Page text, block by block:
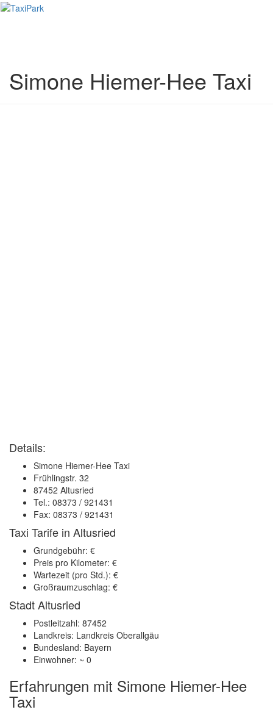
Simone Hiemer-Hee Taxi
Details:
Simone Hiemer-Hee Taxi
Frühlingstr. 32
87452 Altusried
Tel.: 08373 / 921431
Fax: 08373 / 921431
Taxi Tarife in Altusried
Grundgebühr: €
Preis pro Kilometer: €
Wartezeit (pro Std.): €
Großraumzuschlag: €
Stadt Altusried
Postleitzahl: 87452
Landkreis: Landkreis Oberallgäu
Bundesland: Bayern
Einwohner: ~ 0
Erfahrungen mit Simone Hiemer-Hee
Taxi